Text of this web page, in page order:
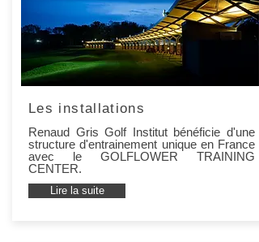
Les installations
Renaud Gris Golf Institut bénéficie d'une
structure d'entrainement unique en France
avec le GOLFLOWER TRAINING
CENTER.
Lire la suite